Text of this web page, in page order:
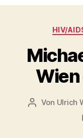
HIV/
Wien
Beitragsautor
Von Ulrich